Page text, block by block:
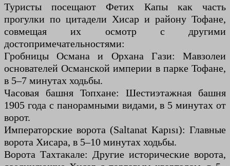
Туристы посещают Фетих Капы как часть
прогулки по цитадели Хисар и району Тофане,
совмещая их осмотр с другими
достопримечательностями:
Гробницы Османа и Орхана Гази: Мавзолеи
основателей Османской империи в парке Тофане,
в 5–7 минутах ходьбы.
Часовая башня Топхане: Шестиэтажная башня
1905 года с панорамными видами, в 5 минутах от
ворот.
Императорские ворота (Saltanat Kapısı): Главные
ворота Хисара, в 5–10 минутах ходьбы.
Ворота Тахтакале: Другие исторические ворота,